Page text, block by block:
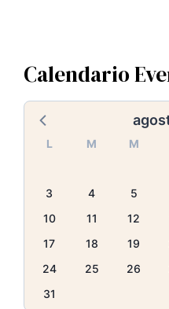
Calendario
L M M
3
4 5
10
11 12
17
18 19
24
25 26
31